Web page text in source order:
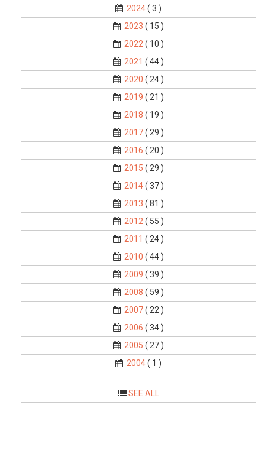
2024( 3 )
2023 ( 15 )
2022 ( 10 )
2021 ( 44 )
2020 ( 24 )
2019 ( 21 )
2018 ( 19 )
2017( 29 )
2016 ( 20 )
2015 ( 29 )
2014( 37 )
2013 ( 81 )
2012 ( 55 )
2011 ( 24 )
2010 ( 44 )
2009 ( 39 )
2008 ( 59 )
2007( 22 )
2006 ( 34 )
2005 ( 27 )
2004( 1 )
SEE ALL